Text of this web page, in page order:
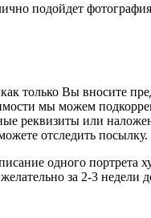
подойдет
только Вы вносите
мы можем
реквизиты или
отследить посылку.
одного
за 2-3 недели